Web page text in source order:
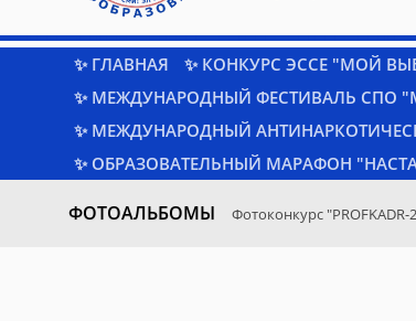
✨ ГЛАВНАЯ ✨ КОНКУРС ЭССЕ "МОЙ
✨ МЕЖДУНАРОДНЫЙ ФЕСТИВАЛЬ СПО
✨ МЕЖДУНАРОДНЫЙ
✨ ОБРАЗОВАТЕЛЬНЫЙ МАРАФОН
ФОТОАЛЬБОМЫ Фотоконкурс "PROFKADR-